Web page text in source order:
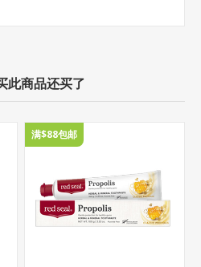
此商品还买了
满$88包邮